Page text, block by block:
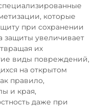
которые
при сохранении
защиты увеличивает
их
виды повреждений,
на открытом
правило,
и края,
даже при